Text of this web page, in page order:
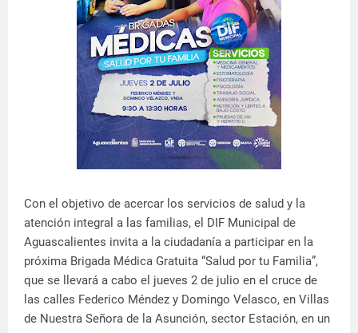
Con el objetivo de acercar los servicios de salud y la
atención integral a las familias, el DIF Municipal de
Aguascalientes invita a la ciudadanía a participar en la
próxima Brigada Médica Gratuita “Salud por tu Familia”,
que se llevará a cabo el jueves 2 de julio en el cruce de
las calles Federico Méndez y Domingo Velasco, en Villas
de Nuestra Señora de la Asunción, sector Estación, en un